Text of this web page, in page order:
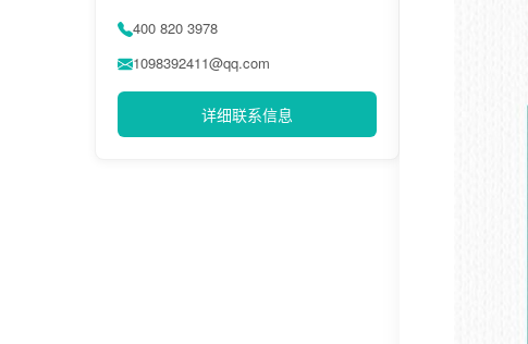
400 820 3978
1098392411@qq.com
详细联系信息